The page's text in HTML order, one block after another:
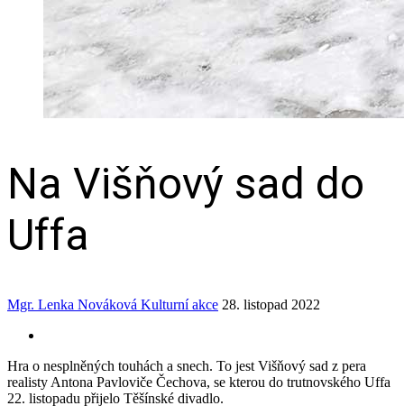
Na Višňový sad do
Uffa
Mgr. Lenka Nováková Kulturní akce 28. listopad 2022
Hra o nesplněných touhách a snech. To jest Višňový sad z pera
realisty Antona Pavloviče Čechova, se kterou do trutnovského Uffa
22. listopadu přijelo Těšínské divadlo.